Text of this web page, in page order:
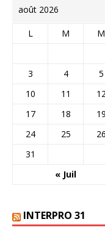
août 2026
L M M
3
4 5
10
11
17
18 19
24
25 26
31
« Juil
INTERPRO 31